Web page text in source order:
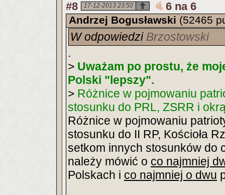
#8 17-12-2013 23:50
6 na 6
Andrzej Bogusławski (52465
W odpowiedzi Brzostowski
.
> Uważam po prostu, że
Polski "lepszy".
> Różnice w pojmowaniu
stosunku do PRL, ZSRR i
Różnice w pojmowaniu
stosunku do II RP, Kościoła
setkom innych stosunków do
należy mówić o co najmniej
Polskach i co najmniej o dwu